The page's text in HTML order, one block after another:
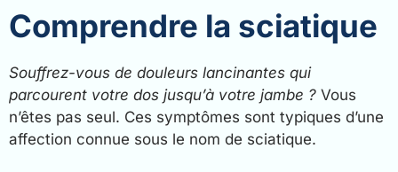
Comprendre la sciatique
Souffrez-vous de douleurs lancinantes qui
parcourent votre dos jusqu’à votre jambe ? Vous
n’êtes pas seul. Ces symptômes sont typiques d’une
affection connue sous le nom de sciatique.